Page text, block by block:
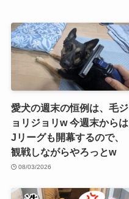
愛犬の週末の恒例は、毛ジ
ョリジョリw 今週末からは
Jリーグも開幕するので、
観戦しながらやろっとw
08/03/2026